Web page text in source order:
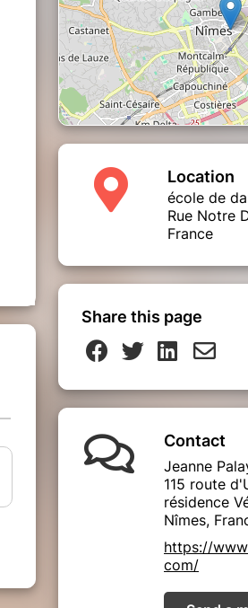
Location
école de
Rue Notre
France
Share this page
Contact
Jeanne
115 route
résidence
Nîmes,
https://
com/